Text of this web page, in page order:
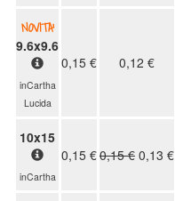
al
menù
Promozioni
AlpitourWorld
NOVITA'
9.6x9.6
inCartha
Lucida
0,15 € 0,12 €
10x15
inCartha
0,15 €0,15 € 0,13 €